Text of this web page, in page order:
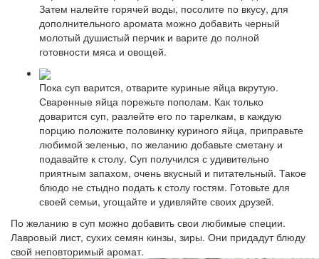
Затем налейте горячей воды, посолите по вкусу, для
дополнительного аромата можно добавить черный
молотый душистый перчик и варите до полной
готовности мяса и овощей.
Пока суп варится, отварите куриные яйца вкрутую.
Сваренные яйца порежьте пополам. Как только
доварится суп, разлейте его по тарелкам, в каждую
порцию положите половинку куриного яйца, приправьте
любимой зеленью, по желанию добавьте сметану и
подавайте к столу. Суп получился с удивительно
приятным запахом, очень вкусный и питательный. Такое
блюдо не стыдно подать к столу гостям. Готовьте для
своей семьи, угощайте и удивляйте своих друзей.
По желанию в суп можно добавить свои любимые специи.
Лавровый лист, сухих семян кинзы, зиры. Они придадут блюду
свой неповторимый аромат.